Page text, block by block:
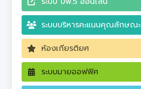
ระบบบริหารคะแนนคุณลักษณะ
ห้องเกียรติยศ
ระบบมายออฟฟิศ